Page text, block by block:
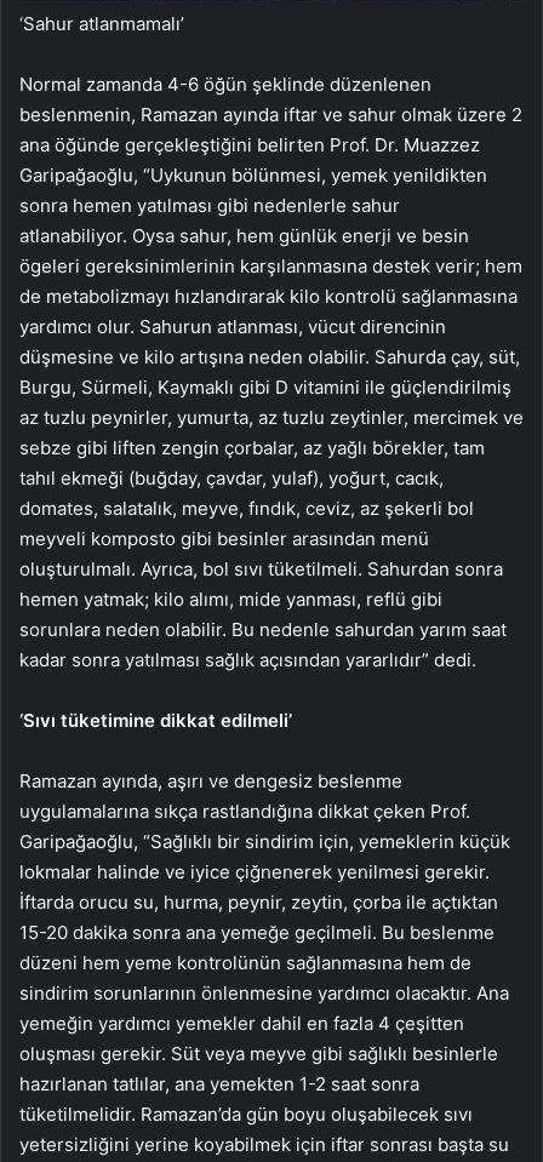
‘Sahur atlanmamalı’
Normal zamanda 4-6 öğün şeklinde düzenlenen
beslenmenin, Ramazan ayında iftar ve sahur olmak üzere 2
ana öğünde gerçekleştiğini belirten Prof. Dr. Muazzez
Garipağaoğlu, “Uykunun bölünmesi, yemek yenildikten
sonra hemen yatılması gibi nedenlerle sahur
atlanabiliyor. Oysa sahur, hem günlük enerji ve besin
ögeleri gereksinimlerinin karşılanmasına destek verir; hem
de metabolizmayı hızlandırarak kilo kontrolü sağlanmasına
yardımcı olur. Sahurun atlanması, vücut direncinin
düşmesine ve kilo artışına neden olabilir. Sahurda çay, süt,
Burgu, Sürmeli, Kaymaklı gibi D vitamini ile güçlendirilmiş
az tuzlu peynirler, yumurta, az tuzlu zeytinler, mercimek ve
sebze gibi liften zengin çorbalar, az yağlı börekler, tam
tahıl ekmeği (buğday, çavdar, yulaf), yoğurt, cacık,
domates, salatalık, meyve, fındık, ceviz, az şekerli bol
meyveli komposto gibi besinler arasından menü
oluşturulmalı. Ayrıca, bol sıvı tüketilmeli. Sahurdan sonra
hemen yatmak; kilo alımı, mide yanması, reflü gibi
sorunlara neden olabilir. Bu nedenle sahurdan yarım saat
kadar sonra yatılması sağlık açısından yararlıdır” dedi.
‘Sıvı tüketimine dikkat edilmeli’
Ramazan ayında, aşırı ve dengesiz beslenme
uygulamalarına sıkça rastlandığına dikkat çeken Prof.
Garipağaoğlu, “Sağlıklı bir sindirim için, yemeklerin küçük
lokmalar halinde ve iyice çiğnenerek yenilmesi gerekir.
İftarda orucu su, hurma, peynir, zeytin, çorba ile açtıktan
15-20 dakika sonra ana yemeğe geçilmeli. Bu beslenme
düzeni hem yeme kontrolünün sağlanmasına hem de
sindirim sorunlarının önlenmesine yardımcı olacaktır. Ana
yemeğin yardımcı yemekler dahil en fazla 4 çeşitten
oluşması gerekir. Süt veya meyve gibi sağlıklı besinlerle
hazırlanan tatlılar, ana yemekten 1-2 saat sonra
tüketilmelidir. Ramazan’da gün boyu oluşabilecek sıvı
yetersizliğini yerine koyabilmek için iftar sonrası başta su